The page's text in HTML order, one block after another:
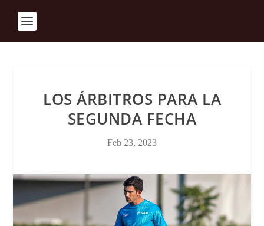
LOS ÁRBITROS PARA LA
SEGUNDA FECHA
Feb 23, 2023